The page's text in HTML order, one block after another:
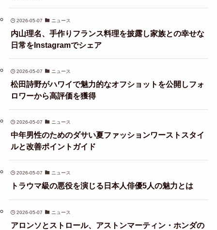
2026-05-07 ニュース
内山理名、手作りフランス料理を披露し家族との幸せな
日常をInstagramでシェア
2026-05-07 ニュース
松田詩野がハワイで魅力的なオフショットを公開しフォ
ロワーから高評価を獲得
2026-05-07 ニュース
中年男性のためのダサい夏ファッションワーストスタイ
ルと改善ポイントガイド
2026-05-07 ニュース
トラウマ級の悪役を演じる日本人俳優5人の魅力とは
2026-05-07 ニュース
アロンソとストロール、アストンマーティン・ホンダの